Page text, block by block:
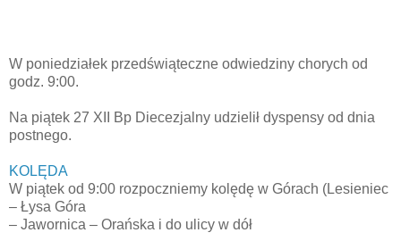
W poniedziałek przedświąteczne odwiedziny chorych od
godz. 9:00.
Na piątek 27 XII Bp Diecezjalny udzielił dyspensy od dnia
postnego.
KOLĘDA
W piątek od 9:00 rozpoczniemy kolędę w Górach (Lesieniec
– Łysa Góra
– Jawornica – Orańska i do ulicy w dół